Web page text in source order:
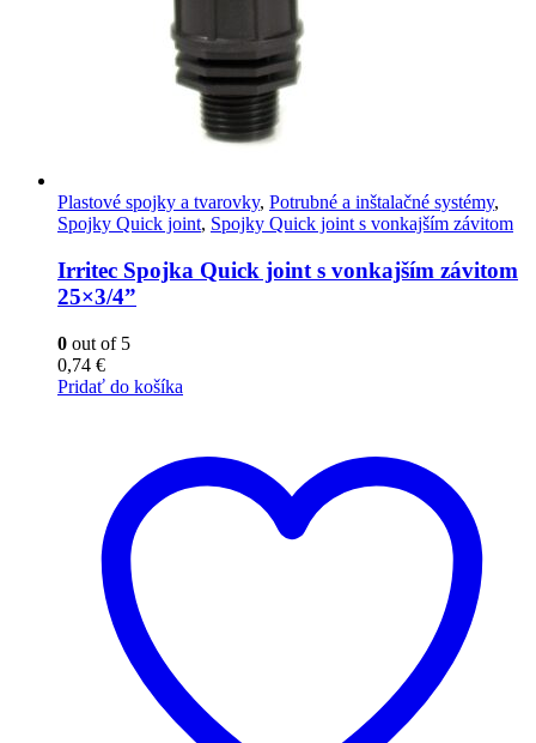
Plastové spojky a tvarovky, Potrubné a inštalačné systémy,
Spojky Quick joint, Spojky Quick joint s vonkajším závitom
Irritec Spojka Quick joint s vonkajším závitom
25×3/4”
0 out of 5
0,74 €
Pridať do košíka